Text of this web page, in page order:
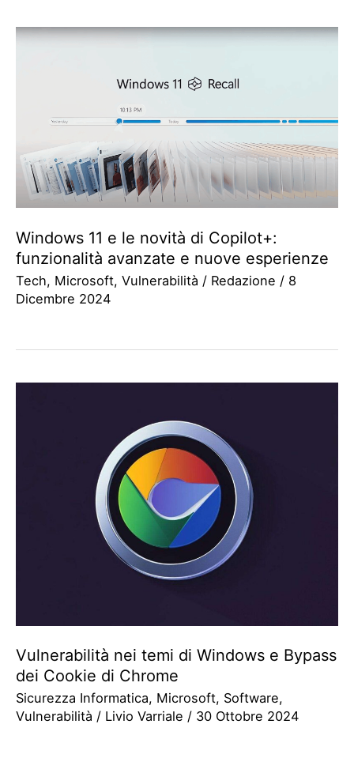
Windows 11 e le novità di Copilot+:
funzionalità avanzate e nuove esperienze
Tech, Microsoft, Vulnerabilità / Redazione / 8
Dicembre 2024
Vulnerabilità nei temi di Windows e Bypass
dei Cookie di Chrome
Sicurezza Informatica, Microsoft, Software,
Vulnerabilità / Livio Varriale / 30 Ottobre 2024